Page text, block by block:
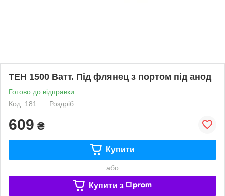
ТЕН 1500 Ватт. Під флянец з портом під анод
Готово до відправки
Код: 181
Роздріб
609 ₴
Купити
або
Купити з